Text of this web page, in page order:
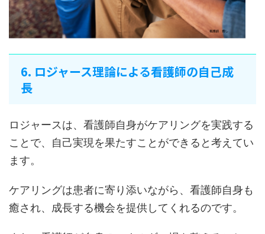
6. ロジャース理論による看護師の自己成
長
ロジャースは、看護師自身がケアリングを実践する
ことで、自己実現を果たすことができると考えてい
ます。
ケアリングは患者に寄り添いながら、看護師自身も
癒され、成長する機会を提供してくれるのです。